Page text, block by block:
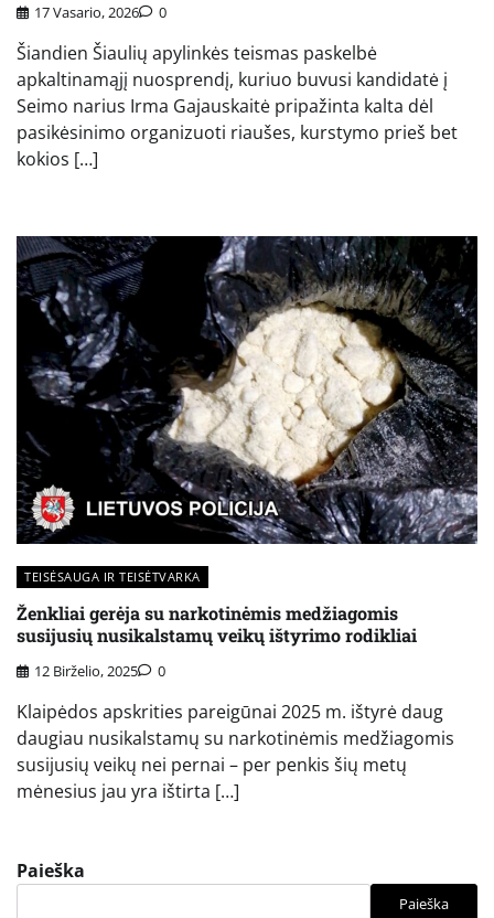
17 Vasario, 2026 0
Šiandien Šiaulių apylinkės teismas paskelbė
apkaltinamąjį nuosprendį, kuriuo buvusi kandidatė į
Seimo narius Irma Gajauskaitė pripažinta kalta dėl
pasikėsinimo organizuoti riaušes, kurstymo prieš bet
kokios […]
TEISĖSAUGA IR TEISĖTVARKA
Ženkliai gerėja su narkotinėmis medžiagomis
susijusių nusikalstamų veikų ištyrimo rodikliai
12 Birželio, 2025 0
Klaipėdos apskrities pareigūnai 2025 m. ištyrė daug
daugiau nusikalstamų su narkotinėmis medžiagomis
susijusių veikų nei pernai – per penkis šių metų
mėnesius jau yra ištirta […]
Paieška
Paieška